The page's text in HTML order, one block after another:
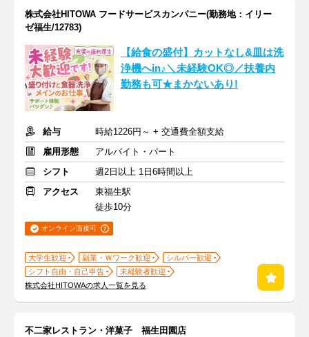
株式会社HITOWA フードサービスカンパニー(勤務地：イリー
ゼ福生/12783)
【給食の盛付】カットなし&皿は洗
浄機へin♪＼未経験OK◎／扶養内
勤務も可★まかないあり!
給与
時給1226円～ + 交通費全額支給
雇用形態
アルバイト・パート
シフト
週2日以上 1日6時間以上
アクセス
東福生駅
徒歩10分
オンライン面接可
大学生歓迎 副業・Ｗワーク歓迎
シルバー歓迎
シフト自由・自己申告
未経験者歓迎
株式会社HITOWAの求人一覧を見る
不二家レストラン・洋菓子 福生田園店